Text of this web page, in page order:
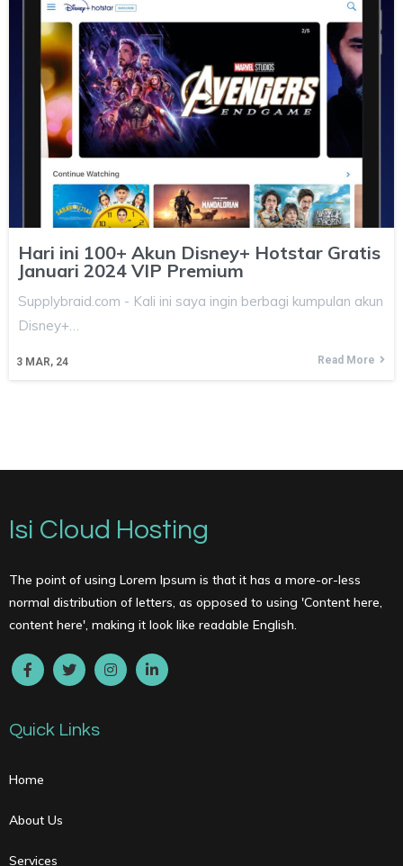
Hari ini 100+ Akun Disney+ Hotstar Gratis
Januari 2024 VIP Premium
3 MAR, 24
Supplybraid.com - Kali ini saya ingin berbagi kumpulan akun
Disney+…
Read More
Isi Cloud Hosting
The point of using Lorem Ipsum is that it has a more-or-less
normal distribution of letters, as opposed to using 'Content here,
content here', making it look like readable English.
Quick Links
Home
About Us
Services